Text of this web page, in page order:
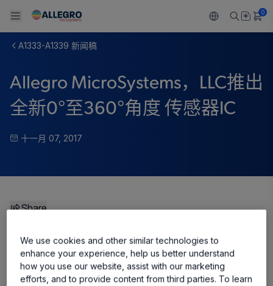
Back To Main Menu
产品
Back To Main Menu
应用
Technologies
Back To Main Menu
技术支持
设计和开发
质量标准和环境认证
软件门户
Back To Main Menu
技术资源
Resource Center
Back To Main Menu
关于 ALLEGRO
Growth and Inclusion
联系我们
0
A1333-A1339 新闻稿
Allegro MicroSystems，LLC推出
全新0°至360°角度 传感器IC
十一月 07, 2017
Share
We use cookies and other similar technologies to
enhance your experience, help us better understand
how you use our website, assist with our marketing
efforts, and to provide content from third parties. To learn